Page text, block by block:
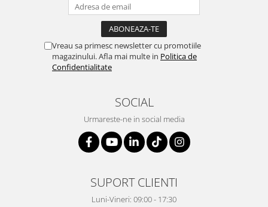
Vreau sa primesc newsletter cu promotiile
magazinului. Afla mai multe in Politica de
Confidentialitate
SOCIAL
Urmareste-ne in social media
SUPORT CLIENTI
Luni-Vineri: 09:00 - 17:30